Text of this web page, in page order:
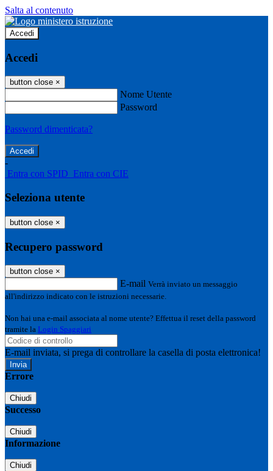
Salta al contenuto
Accedi
Accedi
button close ×
Nome Utente
Password
Password dimenticata?
-
Entra con SPID Entra con CIE
Seleziona utente
button close ×
Recupero password
button close ×
E-mail Verrà inviato un messaggio
all'indirizzo indicato con le istruzioni necessarie.
Non hai una e-mail associata al nome utente? Effettua il reset della password
tramite la Login Spaggiari
E-mail inviata, si prega di controllare la casella di posta elettronica!
Errore
Chiudi
Successo
Chiudi
Informazione
Chiudi